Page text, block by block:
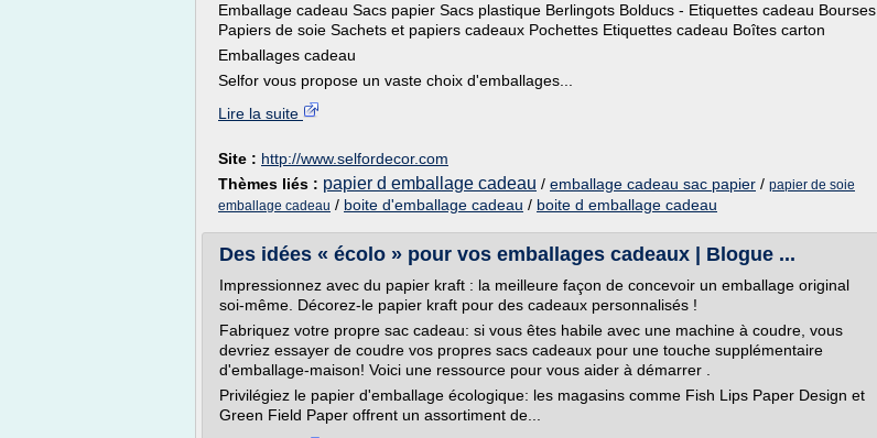
Emballage cadeau Sacs papier Sacs plastique Berlingots Bolducs - Etiquettes cadeau Bourses
Papiers de soie Sachets et papiers cadeaux Pochettes Etiquettes cadeau Boîtes carton
Emballages cadeau
Selfor vous propose un vaste choix d'emballages...
Lire la suite
Site : http://www.selfordecor.com
Thèmes liés : papier d emballage cadeau / emballage cadeau sac papier / papier de soie
emballage cadeau / boite d'emballage cadeau / boite d emballage cadeau
Des idées « écolo » pour vos emballages cadeaux | Blogue ...
Impressionnez avec du papier kraft : la meilleure façon de concevoir un emballage original
soi-même. Décorez-le papier kraft pour des cadeaux personnalisés !
Fabriquez votre propre sac cadeau: si vous êtes habile avec une machine à coudre, vous
devriez essayer de coudre vos propres sacs cadeaux pour une touche supplémentaire
d'emballage-maison! Voici une ressource pour vous aider à démarrer .
Privilégiez le papier d'emballage écologique: les magasins comme Fish Lips Paper Design et
Green Field Paper offrent un assortiment de...